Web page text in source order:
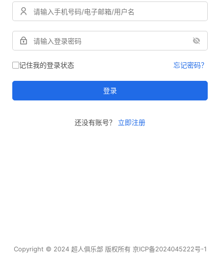
记住我的登录状态 忘记密码？
登录
还没有账号？ 立即注册
Copyright © 2024 超人俱乐部 版权所有 京ICP备2024045222号-1